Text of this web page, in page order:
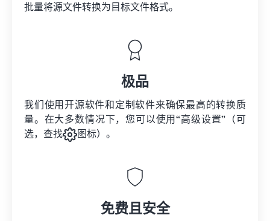
批量将源文件转换为目标文件格式。
极品
我们使用开源软件和定制软件来确保最高的转换质
量。在大多数情况下，您可以使用“高级设置”（可
选，查找
图标）。
免费且安全